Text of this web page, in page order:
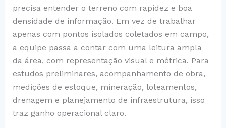
precisa entender o terreno com rapidez e boa
densidade de informação. Em vez de trabalhar
apenas com pontos isolados coletados em campo,
a equipe passa a contar com uma leitura ampla
da área, com representação visual e métrica. Para
estudos preliminares, acompanhamento de obra,
medições de estoque, mineração, loteamentos,
drenagem e planejamento de infraestrutura, isso
traz ganho operacional claro.